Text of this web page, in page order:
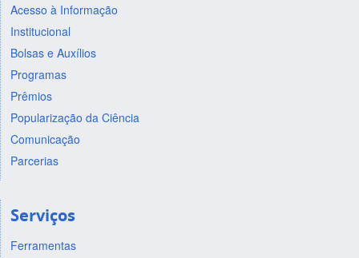
Acesso à Informação
Institucional
Bolsas e Auxílios
Programas
Prêmios
Popularização da Ciência
Comunicação
Parcerias
Serviços
Ferramentas